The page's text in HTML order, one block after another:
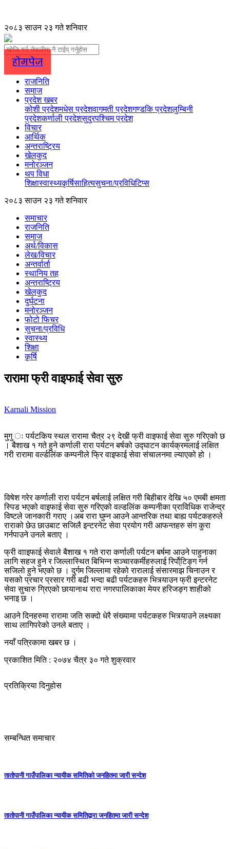
२०८३ साउन २३ गते शनिवार
होमपेज
राजनिति
समाज
प्रदेश खबर
कोशी प्रदेशमधेस प्रदेशवागमती प्रदेशगण्डकि प्रदेशलुम्बिनी
प्रदेशकर्णाली प्रदेशसुदुरपश्चिम प्रदेश
विचार
आर्थिक
अन्तराष्ट्रिय
खेलकुद
मनोरञ्जन
थप विधा
शिक्षास्वास्थ्यकृर्षिसाहित्यसुचना/प्रविधिटिप्स
२०८३ साउन २३ गते शनिवार
समाचार
राजनिति
समाज
अर्थ/विकास
लेख/विचार
अन्तर्वार्ता
स्थानिय तह
अन्तराष्ट्रिय
खेलकुद
दुर्घटना
मनोरञ्जन
फोटो फिचर
सुचना/प्रविधि
स्वास्थ्य
शिक्षा
कृर्षि
रारामा फ्री वाइफाई सेवा सुरु
Karnali Mission
मुगु ः पर्यटकिय स्थल रारामा चैत्र २९ देखी फ्री वाइफाई सेवा सुरु गरिएको छ
। बैशाख १ गते हुने कर्णाली रारा पर्यटन बर्षको उद्घाटन कार्यक्रमलाई लक्षित
गरी रारामा वर्ल्डलिंक कम्पनीले फ्रि वाइफाई सेवा संचालनमा ल्याएको हो ।
विषेश गरेर कर्णाली रारा पर्यटन बर्षलाई लक्षित गरी बिहीबार देखि ५० एमबी क्षमता
स्पिड भएको वाइफाई सेवा सुरु गरिएको वल्डलिंक कम्पनीका प्राविधिक राजेन्द्र
विष्टले जानकारी गराए ।अब रारा घुम्न आउने आन्तरिक तथा बाह्य पर्यटकहरुले
राराको छेउ छाउबाट सजिलै इन्टरनेट सेवा प्रयोग गरी आफन्तहरु संग कुरा
गर्नपाउने उनले बताए ।
फ्री वााइफाई सेवाले बैशाख १ गते रारा कर्णाली पर्यटन बर्षमा आउने पाहुनाका
लागि सहज हुने र जिल्लास्थित बिभिन्न सञ्चारकर्मीहरुलाई रिर्पो्टिङ्ग गर्न
सजिलो हुने भएको छ । दुर्गम जिल्लामा रहेको रारालाई संसारमाझ चिनाउन र
यसको प्रचार प्रसार गरी बढी भन्दा बढी पर्यटकहरु भित्र्याउन फ्री इन्टरनेट
सेवा सुचारु ग्रिएको छायानाथ रारा नगरपालिकाका मेयर हरिजङ्ग शाहीको
भनाइ छ ।
आउने दिनहरुमा रारामा जति सक्दो धेरै संख्यामा पर्यटकहरु भित्र्याउने लक्ष्यका
साथ लागिपरेको उनले बताए ।
नयाँ पत्रिकामा खबर छ ।
प्रकाशित मिति : २०७४ चैत्र ३० गते शुक्रवार
प्रतिक्रिया दिनुहोस
सम्बन्धित समाचार
तातोपानी गाउँपालिका न्यायीक समितिको जनहितमा जारी सन्देश
तातोपानी गाउँपालिका न्यायीक समितिद्वारा जनहितमा जारी सन्देश